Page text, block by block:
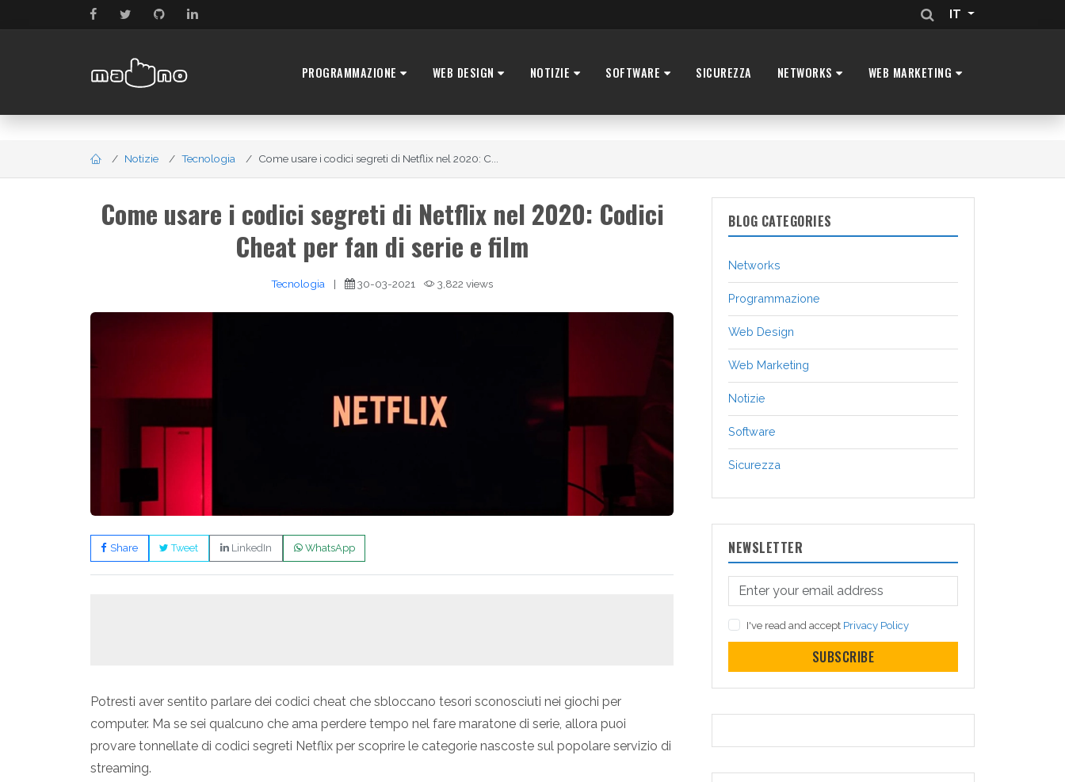
IT
PROGRAMMAZIONE WEB DESIGN NOTIZIE SOFTWARE SICUREZZA NETWORKS WEB MARKETING
Notizie Tecnologia Come usare i codici segreti di Netflix nel 2020: C...
Come usare i codici segreti di Netflix nel 2020: Codici
Cheat per fan di serie e film
Tecnologia | 30-03-2021 3,822 views
Share Tweet LinkedIn WhatsApp
Potresti aver sentito parlare dei codici cheat che sbloccano tesori sconosciuti nei giochi per
computer. Ma se sei qualcuno che ama perdere tempo nel fare maratone di serie, allora puoi
provare tonnellate di codici segreti Netflix per scoprire le categorie nascoste sul popolare servizio di
streaming.
BLOG CATEGORIES
Networks
Programmazione
Web Design
Web Marketing
Notizie
Software
Sicurezza
NEWSLETTER
I've read and accept Privacy Policy
SUBSCRIBE